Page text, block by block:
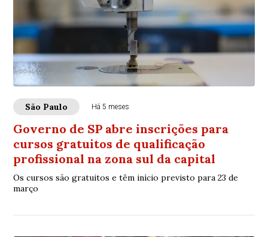
São Paulo Há 5 meses
Governo de SP abre inscrições para
cursos gratuitos de qualificação
profissional na zona sul da capital
Os cursos são gratuitos e têm início previsto para 23 de
março